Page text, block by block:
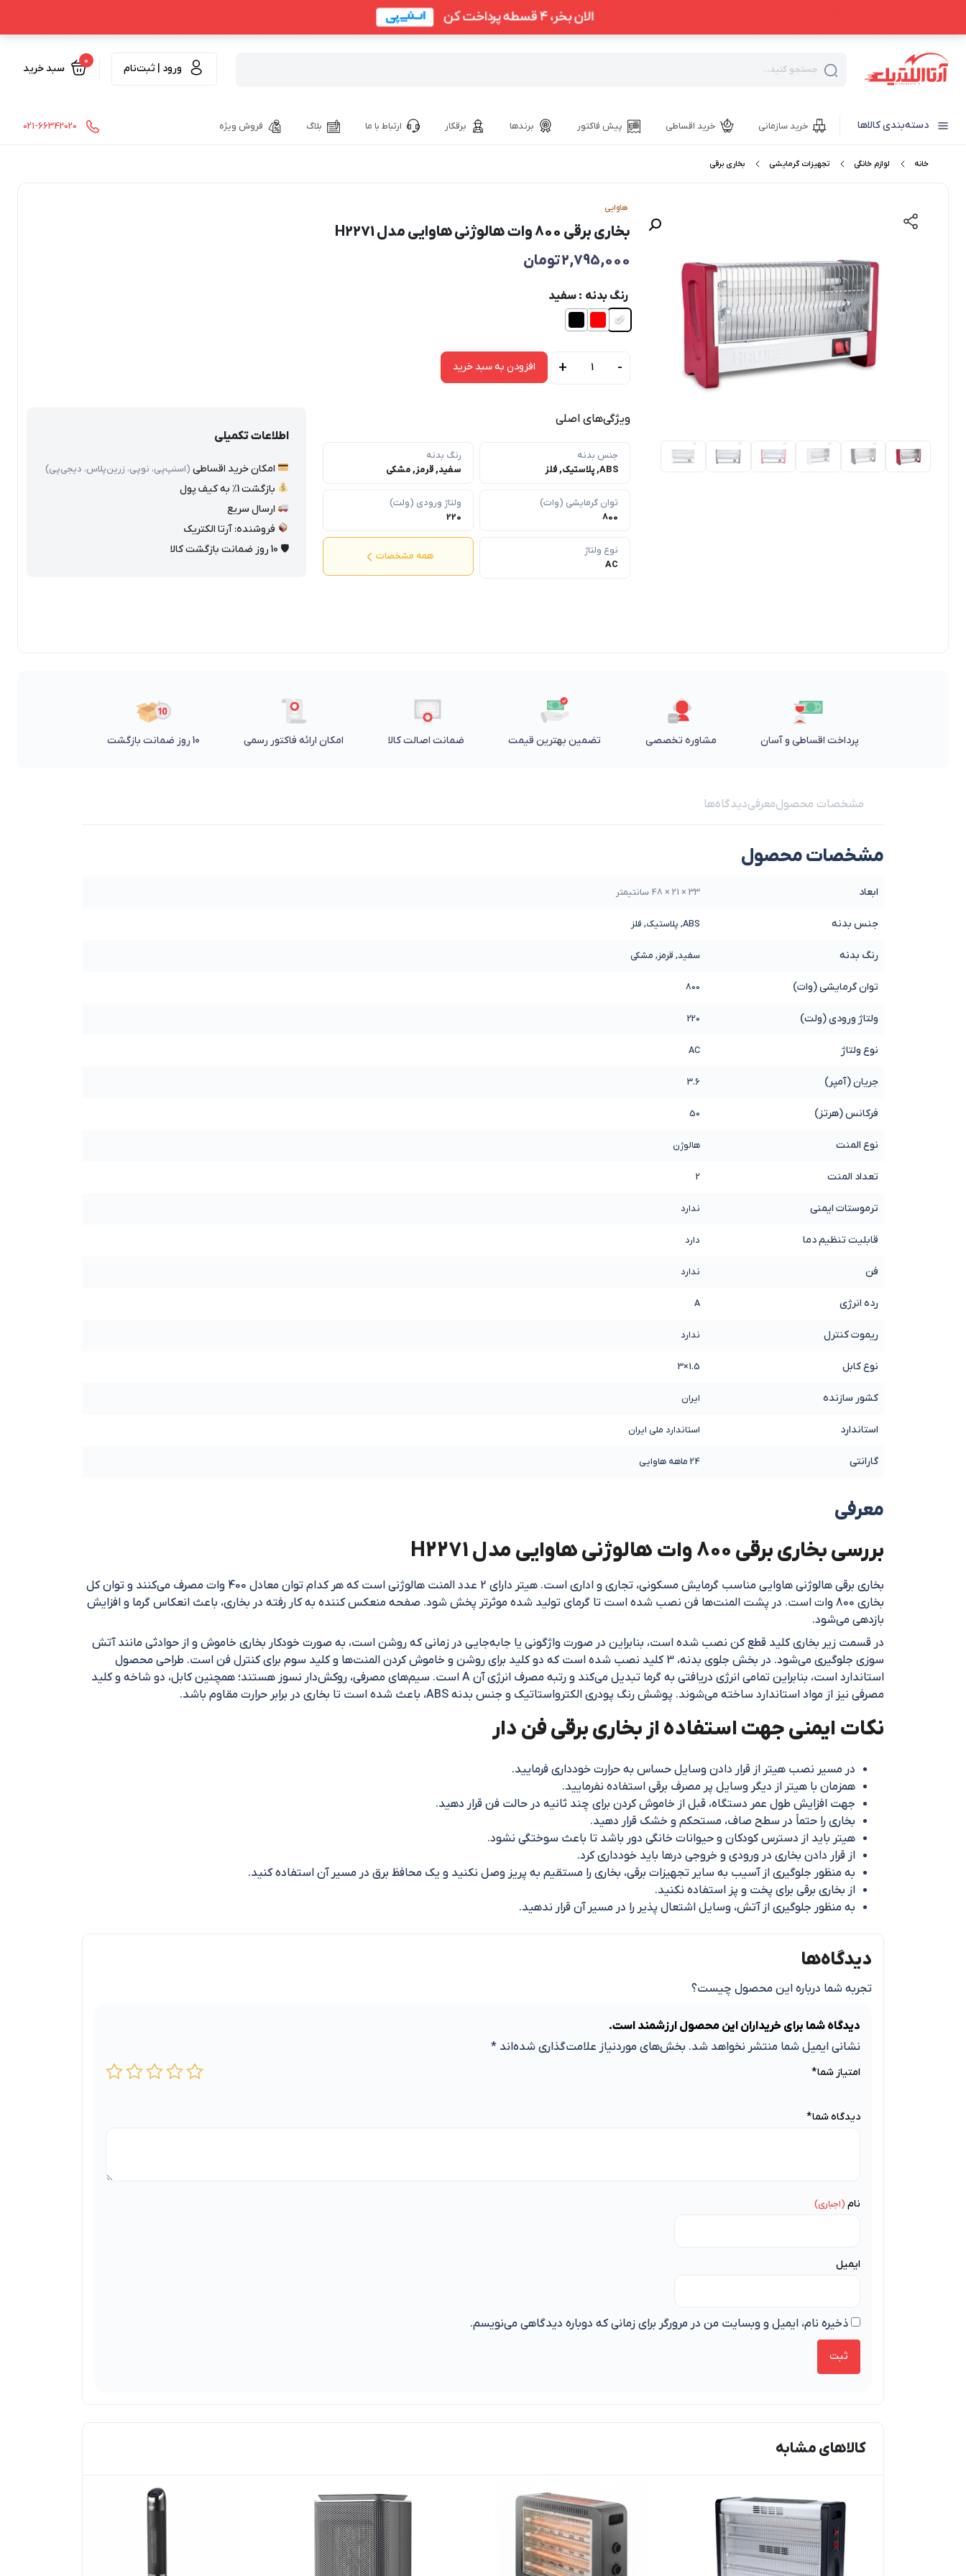
جستجو کنید... ورود | ثبت‌نام
0
سبد خرید
دسته‌بندی کالاها خرید سازمانی خرید اقساطی پیش فاکتور برندها برقکار ارتباط با ما بلاگ فروش ویژه 021-66342020
خانه لوازم خانگی تجهیزات گرمایشی بخاری برقی
هاوایی
بخاری برقی 800 وات هالوژنی هاوایی مدل H2271
2,795,000تومان
رنگ بدنه : سفید
-
800
وات
هاوایی
H2271
عدد
+ افزودن به سبد خرید
ویژگی‌های اصلی
جنس بدنه
ABS, پلاستیک, فلز
رنگ بدنه
سفید, قرمز, مشکی
توان گرمایشی (وات)
800
ولتاژ ورودی (ولت)
220
نوع ولتاژ
AC
همه مشخصات
اطلاعات تکمیلی
امکان خرید اقساطی (اسنپ‌پی، نوپی، زرین‌پلاس، دیجی‌پی)
بازگشت 1٪ به کیف پول
ارسال سریع
فروشنده: آرتا الکتریک
🛡 10 روز ضمانت بازگشت کالا
پرداخت اقساطی و آسان مشاوره تخصصی تضمین بهترین قیمت ضمانت اصالت کالا امکان ارائه فاکتور رسمی 10 روز ضمانت بازگشت
مشخصات محصولمعرفیدیدگاه‌ها
مشخصات محصول
ابعاد 33 × 21 × 48 سانتیمتر
جنس بدنه ABS, پلاستیک, فلز
رنگ بدنه سفید, قرمز, مشکی
توان گرمایشی (وات) 800
ولتاژ ورودی (ولت) 220
نوع ولتاژ AC
جریان (آمپر) 3.6
فرکانس (هرتز) 50
نوع المنت هالوژن
تعداد المنت 2
ترموستات ایمنی ندارد
قابلیت تنظیم دما دارد
فن ندارد
رده انرژی A
ریموت کنترل ندارد
نوع کابل 1.5×3
کشور سازنده ایران
استاندارد استاندارد ملی ایران
گارانتی 24 ماهه هاوایی
معرفی
بررسی بخاری برقی 800 وات هالوژنی هاوایی مدل H2271
بخاری برقی هالوژنی هاوایی مناسب گرمایش مسکونی، تجاری و اداری است. هیتر دارای 2 عدد المنت هالوژنی است که هر کدام توان معادل 400 وات مصرف می‌کنند و توان کل
بخاری 800 وات است. در پشت المنت‌ها فن نصب شده است تا گرمای تولید شده موثرتر پخش شود. صفحه منعکس کننده به کار رفته در بخاری، باعث انعکاس گرما و افزایش
بازدهی می‌شود.
در قسمت زیر بخاری کلید قطع کن نصب شده است، بنابراین در صورت واژگونی یا جابه‌جایی در زمانی که روشن است، به صورت خودکار بخاری خاموش و از حوادثی مانند آتش
سوزی جلوگیری می‌شود. در بخش جلوی بدنه، 3 کلید نصب شده است که دو کلید برای روشن و خاموش کردن المنت‌ها و کلید سوم برای کنترل فن است. طراحی محصول
استاندارد است، بنابراین تمامی انرژی دریافتی به گرما تبدیل می‌کند و رتبه مصرف انرژی آن A است. سیم‌های مصرفی، روکش‌دار نسوز هستند؛ همچنین کابل، دو شاخه و کلید
مصرفی نیز از مواد استاندارد ساخته می‌شوند. پوشش رنگ پودری الکترواستاتیک و جنس بدنه ABS، باعث شده است تا بخاری در برابر حرارت مقاوم باشد.
نکات ایمنی جهت استفاده از بخاری برقی فن دار
در مسیر نصب هیتر از قرار دادن وسایل حساس به حرارت خودداری فرمایید.
همزمان با هیتر از دیگر وسایل پر مصرف برقی استفاده نفرمایید.
جهت افزایش طول عمر دستگاه، قبل از خاموش کردن برای چند ثانیه در حالت فن قرار دهید.
بخاری را حتماً در سطح صاف، مستحکم و خشک قرار دهید.
هیتر باید از دسترس کودکان و حیوانات خانگی دور باشد تا باعث سوختگی نشود.
از قرار دادن بخاری در ورودی و خروجی درها باید خودداری کرد.
به منظور جلوگیری از آسیب به سایر تجهیزات برقی، بخاری را مستقیم به پریز وصل نکنید و یک محافظ برق در مسیر آن استفاده کنید.
از بخاری برقی برای پخت و پز استفاده نکنید.
به منظور جلوگیری از آتش، وسایل اشتعال پذیر را در مسیر آن قرار ندهید.
دیدگاه‌ها
تجربه شما درباره این محصول چیست؟
دیدگاه شما برای خریداران این محصول ارزشمند است.
نشانی ایمیل شما منتشر نخواهد شد. بخش‌های موردنیاز علامت‌گذاری شده‌اند *
امتیاز شما*
دیدگاه شما*
نام
ایمیل
ذخیره نام، ایمیل و وبسایت من در مرورگر برای زمانی که دوباره دیدگاهی می‌نویسم.
کالاهای مشابه